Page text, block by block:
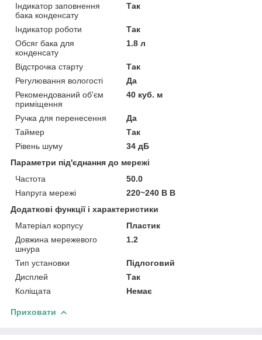
Індикатор заповнення
бака конденсату
Так
Індикатор роботи
Так
Обсяг бака для
конденсату
1.8 л
Відстрочка старту
Так
Регулювання вологості
Да
Рекомендований об'єм
приміщення
40 куб. м
Ручка для перенесення
Да
Таймер
Так
Рівень шуму
34 дБ
Параметри під'єднання до мережі
Частота
50.0
Напруга мережі
220~240 В В
Додаткові функції і характеристики
Матеріал корпусу
Пластик
Довжина мережевого
шнура
1.2
Тип установки
Підлоговий
Дисплей
Так
Коліщата
Немає
Приховати